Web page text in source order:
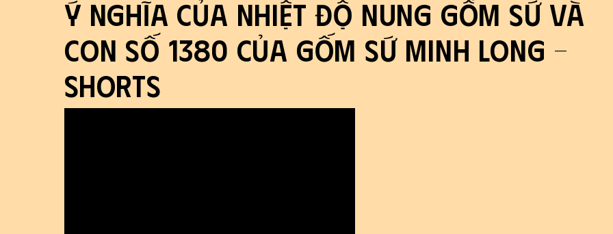
Ý nghĩa của nhiệt độ nung gốm sứ và
con số 1380 của Gốm Sứ Minh Long -
shorts